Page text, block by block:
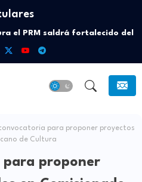
el PRM saldrá fortalecido del
nuevas autoridades
los deportes en los que
se ha destacado más
para proponer proyectos
de Cultura
proponer